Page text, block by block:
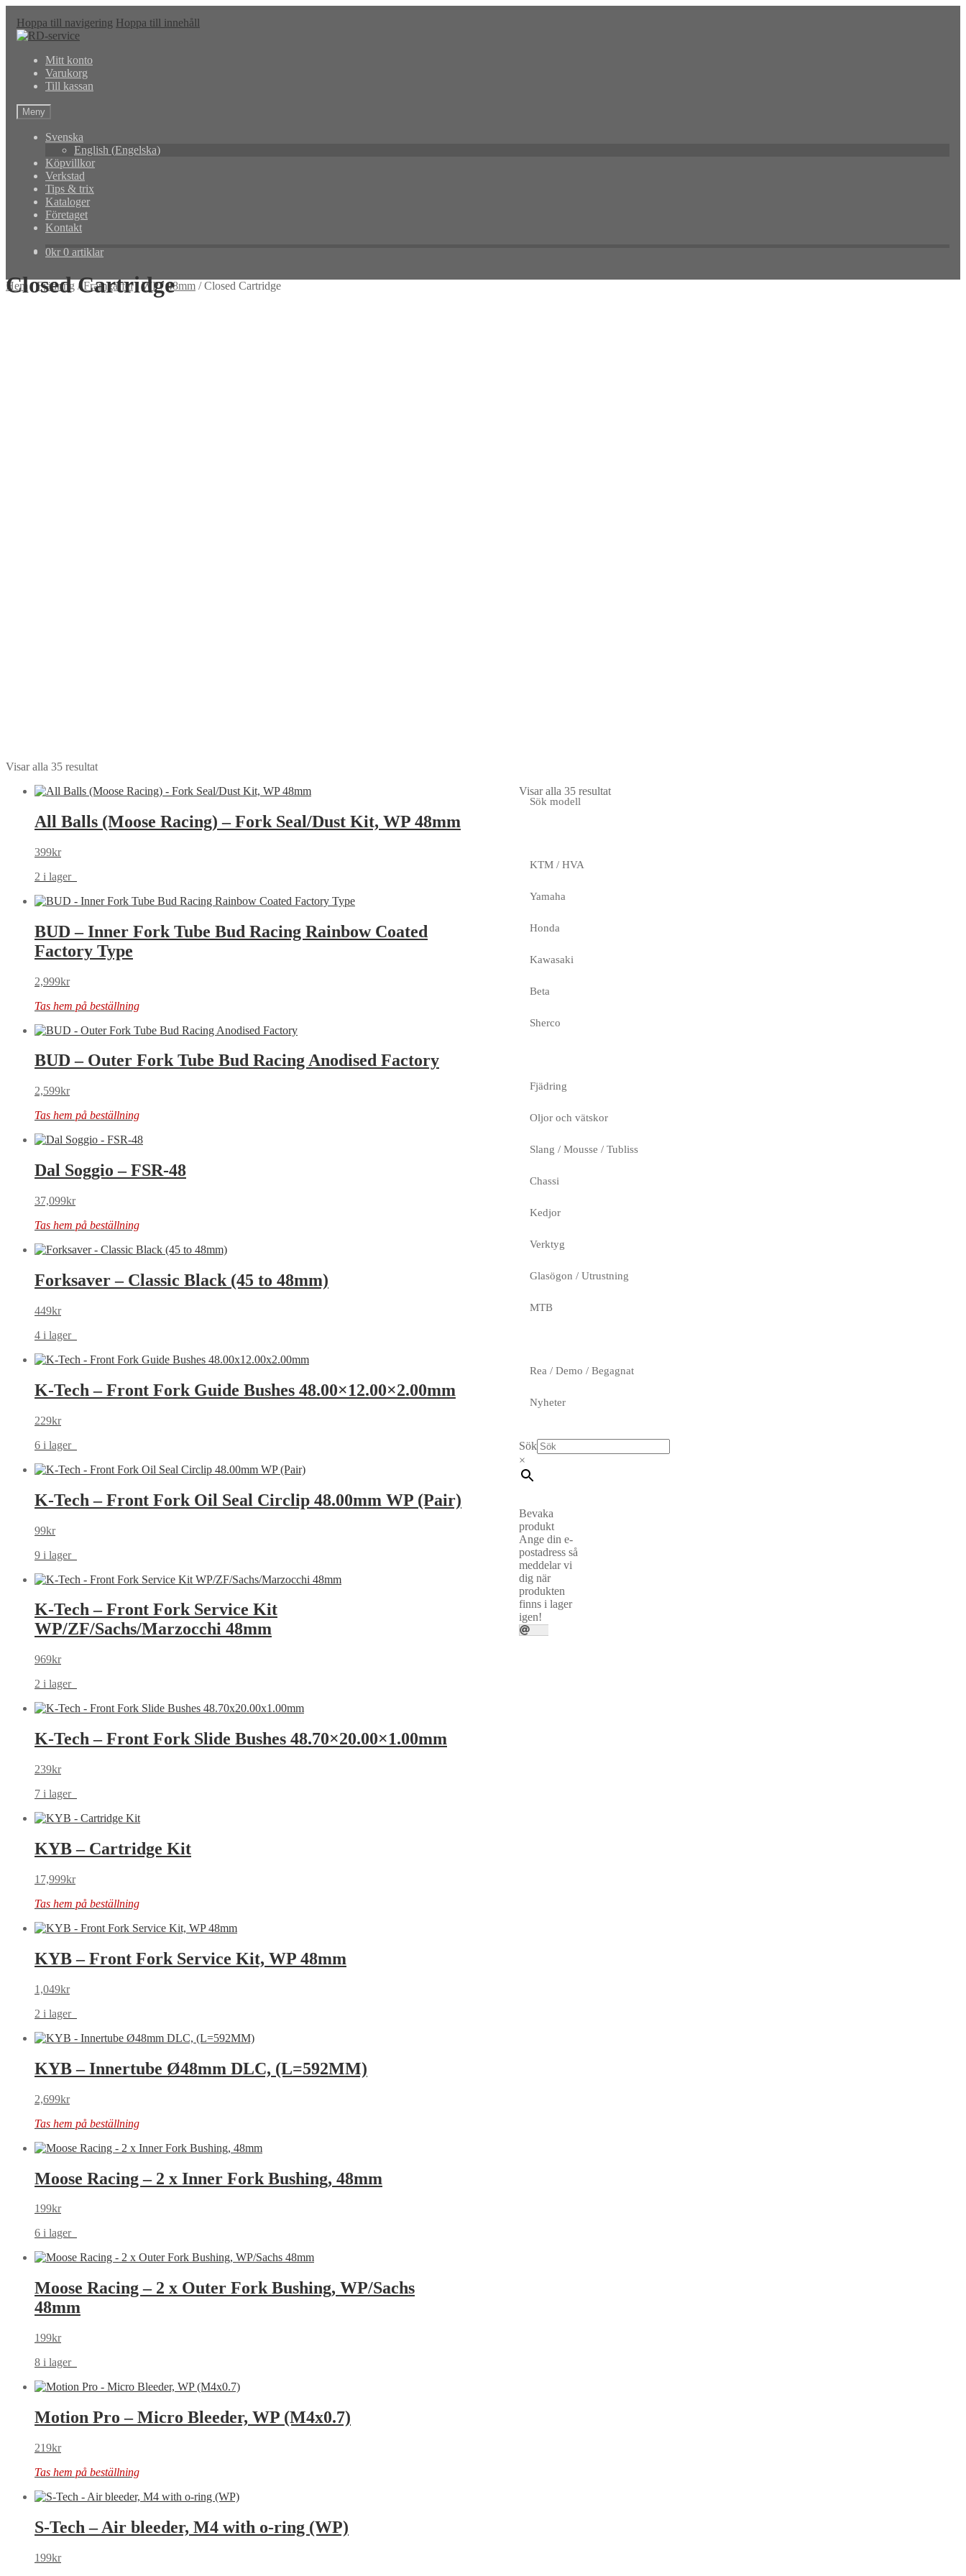
Hoppa till navigering Hoppa till innehåll
Mitt konto
Varukorg
Till kassan
Meny
Svenska
English (Engelska)
Köpvillkor
Verkstad
Tips & trix
Kataloger
Företaget
Kontakt
0kr 0 artiklar
Hem/Fjädring /Framgaffel/WP/48mm /Closed Cartridge
Closed Cartridge
Visar alla 35 resultat
All Balls (Moose Racing) – Fork Seal/Dust Kit, WP 48mm
399kr
2 i lager
BUD – Inner Fork Tube Bud Racing Rainbow Coated
Factory Type
2,999kr
Tas hem på beställning
BUD – Outer Fork Tube Bud Racing Anodised Factory
2,599kr
Tas hem på beställning
Dal Soggio – FSR-48
37,099kr
Tas hem på beställning
Forksaver – Classic Black (45 to 48mm)
449kr
4 i lager
K-Tech – Front Fork Guide Bushes 48.00×12.00×2.00mm
229kr
6 i lager
K-Tech – Front Fork Oil Seal Circlip 48.00mm WP (Pair)
99kr
9 i lager
K-Tech – Front Fork Service Kit
WP/ZF/Sachs/Marzocchi 48mm
969kr
2 i lager
K-Tech – Front Fork Slide Bushes 48.70×20.00×1.00mm
239kr
7 i lager
KYB – Cartridge Kit
17,999kr
Tas hem på beställning
KYB – Front Fork Service Kit, WP 48mm
1,049kr
2 i lager
KYB – Innertube Ø48mm DLC, (L=592MM)
2,699kr
Tas hem på beställning
Moose Racing – 2 x Inner Fork Bushing, 48mm
199kr
6 i lager
Moose Racing – 2 x Outer Fork Bushing, WP/Sachs
48mm
199kr
8 i lager
Motion Pro – Micro Bleeder, WP (M4x0.7)
219kr
Tas hem på beställning
S-Tech – Air bleeder, M4 with o-ring (WP)
199kr
Visar alla 35 resultat
Sök modell
KTM / HVA
Yamaha
Honda
Kawasaki
Beta
Sherco
Fjädring
Oljor och vätskor
Slang / Mousse / Tubliss
Chassi
Kedjor
Verktyg
Glasögon / Utrustning
MTB
Rea / Demo / Begagnat
Nyheter
Sök
×
Bevaka
produkt
Ange din e-
postadress så
meddelar vi
dig när
produkten
finns i lager
igen!